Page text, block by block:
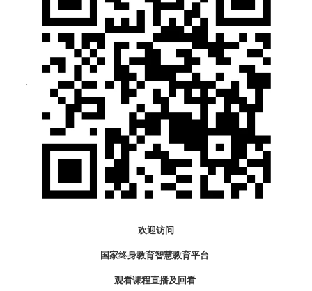
欢迎访问
国家终身教育智慧教育平台
观看课程直播及回看